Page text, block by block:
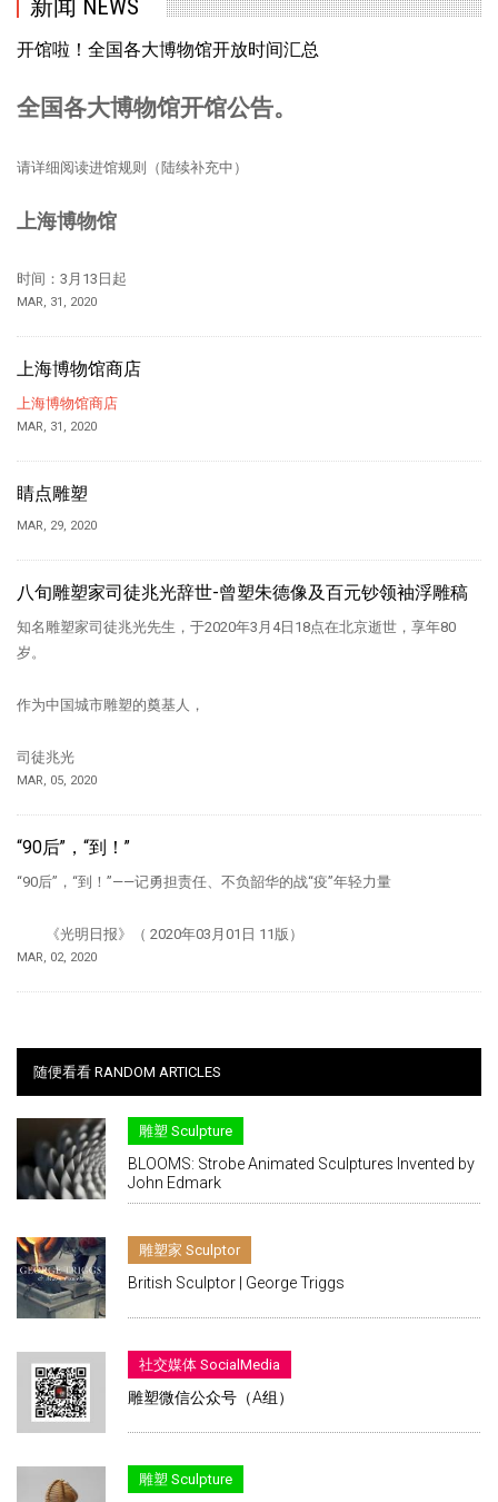
新闻 NEWS
开馆啦！全国各大博物馆开放时间汇总
全国各大博物馆开馆公告。
请详细阅读进馆规则（陆续补充中）
上海博物馆
时间：3月13日起
MAR, 31, 2020
上海博物馆商店
上海博物馆商店
MAR, 31, 2020
睛点雕塑
MAR, 29, 2020
八旬雕塑家司徒兆光辞世-曾塑朱德像及百元钞领袖浮雕稿
知名雕塑家司徒兆光先生，于2020年3月4日18点在北京逝世，享年80
岁。
作为中国城市雕塑的奠基人，
司徒兆光
MAR, 05, 2020
“90后”，“到！”
“90后”，“到！”——记勇担责任、不负韶华的战“疫”年轻力量
《光明日报》（ 2020年03月01日 11版）
MAR, 02, 2020
随便看看 RANDOM ARTICLES
雕塑 Sculpture
BLOOMS: Strobe Animated Sculptures Invented by
John Edmark
雕塑家 Sculptor
British Sculptor | George Triggs
社交媒体 SocialMedia
雕塑微信公众号（A组）
雕塑 Sculpture